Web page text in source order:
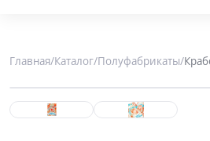
Главная/Каталог/Полуфабрикаты/
Заморозка